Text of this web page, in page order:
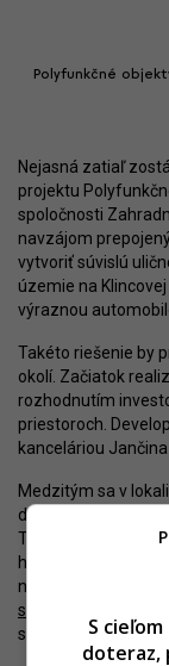
Polyfunkčné
Nejasná zatiaľ
projektu
spoločnosti
navzájom
vytvoriť súvislú
územie na
výraznou
Takéto riešenie by
okolí. Začiatok
rozhodnutím
priestoroch.
kanceláriou
Medzitým sa v
developera ISI Real
Trajterovi. Nový
hotela a prevádzok
na tri etapy, pričom
stanovisko mesta
situované nad
S
doteraz,